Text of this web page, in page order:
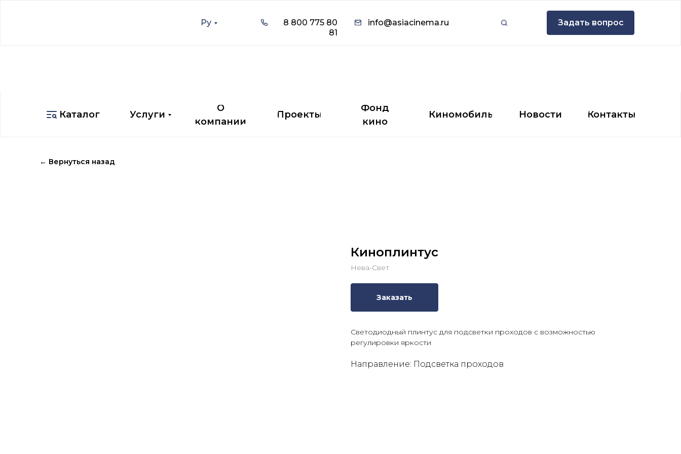
Ру
8 800 775 80
81
info@asiacinema.ru Задать вопрос
Задать вопрос
info@asiacinema.ru
8 800 775 80
81
Ру
Новости
Киномобиль
Фонд
кино
Проекты
О
компании
Услуги
Каталог Контакты
← Вернуться назад
Киноплинтус
Нева-Свет
Заказать
Светодиодный плинтус для подсветки проходов с возможностью
регулировки яркости
Направление: Подсветка проходов